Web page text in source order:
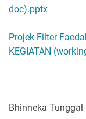
doc).pptx
Projek Filter
KEGIATAN
Bhinneka Tunggal